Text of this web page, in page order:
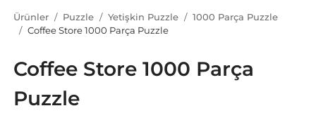
Ürünler Puzzle Yetişkin Puzzle
1000 Parça Puzzle
Coffee Store 1000 Parça Puzzle
Coffee Store 1000 Parça
Puzzle